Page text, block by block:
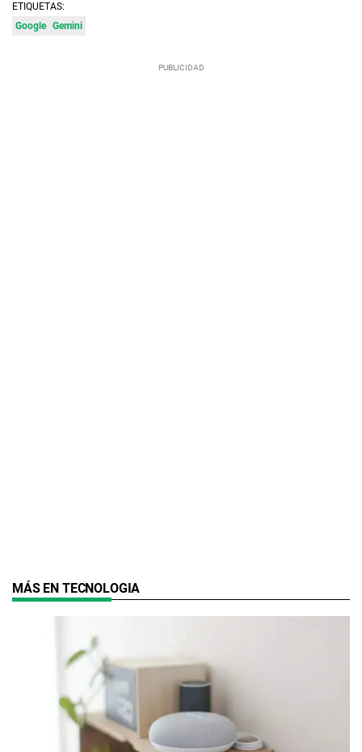
ETIQUETAS:
Google Gemini
MÁS EN TECNOLOGIA